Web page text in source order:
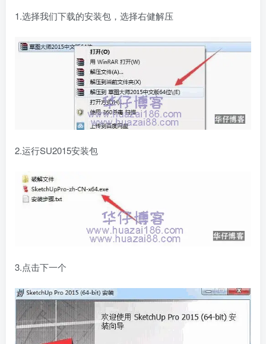
1.选择我们下载的安装包，选择右健解压
2.运行SU2015安装包
3.点击下一个